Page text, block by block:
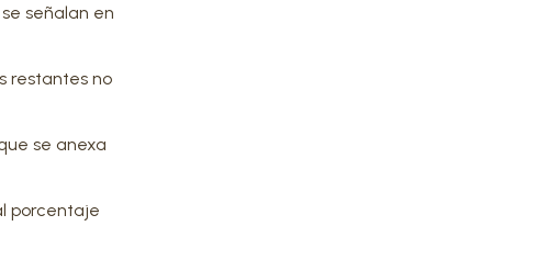
señalan en
restantes no
se anexa
porcentaje